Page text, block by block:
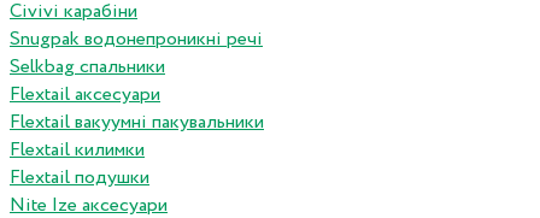
Сivivi карабіни
Snugpak водонепроникні речі
Selkbag спальники
Flextail аксесуари
Flextail вакуумні пакувальники
Flextail килимки
Flextail подушки
Nite Ize аксесуари